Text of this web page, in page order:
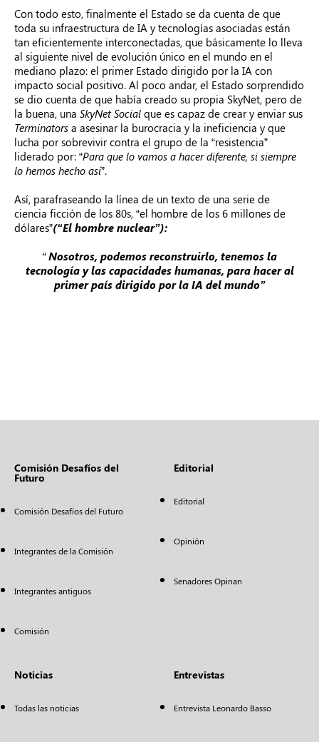
Con todo esto, finalmente el Estado se da cuenta de que
toda su infraestructura de IA y tecnologías asociadas están
tan eficientemente interconectadas, que básicamente lo lleva
al siguiente nivel de evolución único en el mundo en el
mediano plazo: el primer Estado dirigido por la IA con
impacto social positivo. Al poco andar, el Estado sorprendido
se dio cuenta de que había creado su propia SkyNet, pero de
la buena, una SkyNet Social que es capaz de crear y enviar sus
Terminators a asesinar la burocracia y la ineficiencia y que
lucha por sobrevivir contra el grupo de la “resistencia”
liderado por: “Para que lo vamos a hacer diferente, si siempre
lo hemos hecho así”.
Así, parafraseando la línea de un texto de una serie de
ciencia ficción de los 80s, “el hombre de los 6 millones de
dólares”(“El hombre nuclear”):
“Nosotros, podemos reconstruirlo, tenemos la
tecnología y las capacidades humanas, para hacer al
primer país dirigido por la IA del mundo”
Comisión Desafíos del
Futuro
Comisión Desafíos del Futuro
Integrantes de la Comisión
Integrantes antiguos
Comisión
Editorial
Editorial
Opinión
Senadores Opinan
Noticias
Todas las noticias
Entrevistas
Entrevista Leonardo Basso